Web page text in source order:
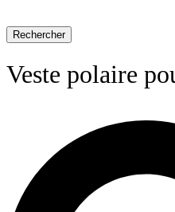
Rechercher
Veste polaire